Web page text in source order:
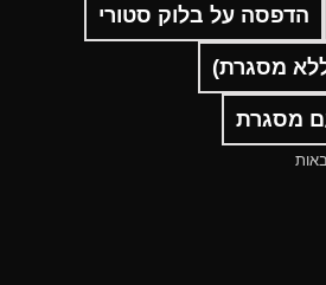
הדפסה על בלוק סטורי
מסגרת)
מסגרת